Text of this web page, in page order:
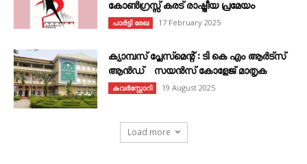
കോൺഗ്രസ്സ് കരട് രാഷ്ട്രീയ പ്രമേയം
പാർട്ടി രേഖ 17 February 2025
ക്യാമ്പസ് പ്ലേസ്മെന്റ് : ടി കെ എം ആർട്സ്
ആൻഡ് സയൻസ് കോളേജ് മാതൃക
കവര്‍സ്റ്റോറി 19 August 2025
Load more